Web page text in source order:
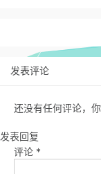
发表评论
还没有任何评论，
发表回复
评论 *